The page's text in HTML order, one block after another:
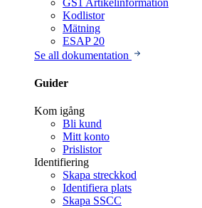
Kodlistor
Mätning
ESAP 20
Se all dokumentation
Guider
Kom igång
Bli kund
Mitt konto
Prislistor
Identifiering
Skapa streckkod
Identifiera plats
Skapa SSCC